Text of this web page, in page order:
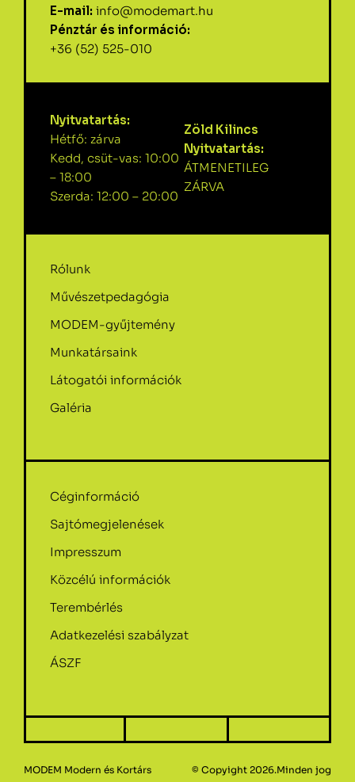
E-mail: info@modemart.hu
Pénztár és információ:
+36 (52) 525-010
Nyitvatartás:
Hétfő: zárva
Kedd, csüt-vas: 10:00
– 18:00
Szerda: 12:00 – 20:00
Zöld Kilincs
Nyitvatartás:
ÁTMENETILEG
ZÁRVA
Rólunk
Művészetpedagógia
MODEM-gyűjtemény
Munkatársaink
Látogatói információk
Galéria
Céginformáció
Sajtómegjelenések
Impresszum
Közcélú információk
Terembérlés
Adatkezelési szabályzat
ÁSZF
MODEM Modern és Kortárs © Copyight 2026.Minden jog